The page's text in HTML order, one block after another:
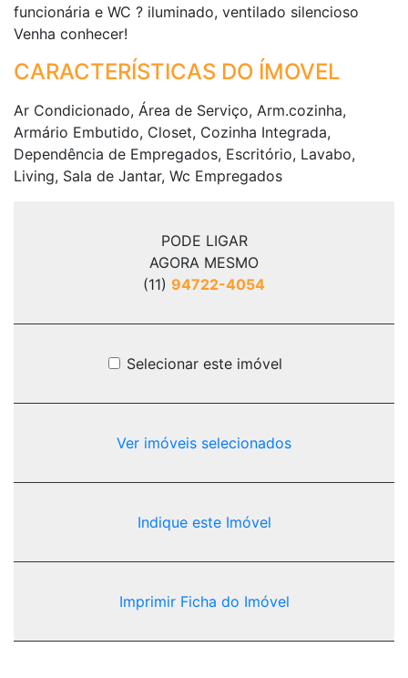
PODE LIGAR
AGORA MESMO
(11) 94722-4054
Selecionar este imóvel
Ver imóveis selecionados
Indique este Imóvel
Imprimir Ficha do Imóvel
funcionária e WC ? iluminado, ventilado silencioso
Venha conhecer!
CARACTERÍSTICAS DO ÍMOVEL
Ar Condicionado, Área de Serviço, Arm.cozinha,
Armário Embutido, Closet, Cozinha Integrada,
Dependência de Empregados, Escritório, Lavabo,
Living, Sala de Jantar, Wc Empregados